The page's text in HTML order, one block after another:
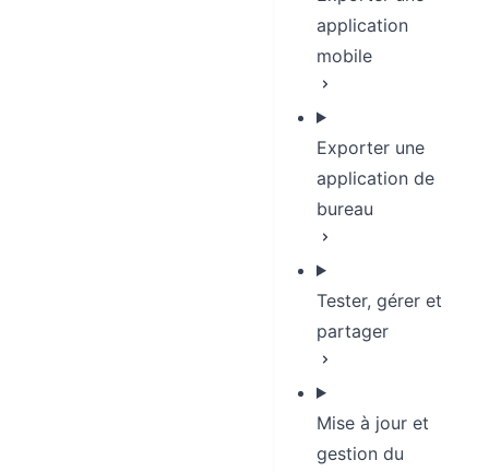
application
mobile
Exporter une
application de
bureau
Tester, gérer et
partager
Mise à jour et
gestion du